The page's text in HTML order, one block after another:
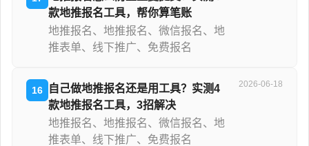
款地推报名工具，帮你算笔账
地推报名、地推报名、微信报名、地
推表单、线下推广、免费报名
16
自己做地推报名还是用工具？实测4
款地推报名工具，3招解决
地推报名、地推报名、微信报名、地
推表单、线下推广、免费报名
2026-06-18